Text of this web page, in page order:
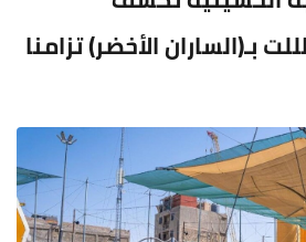
بـ(الساران الأخضر) تزامنا